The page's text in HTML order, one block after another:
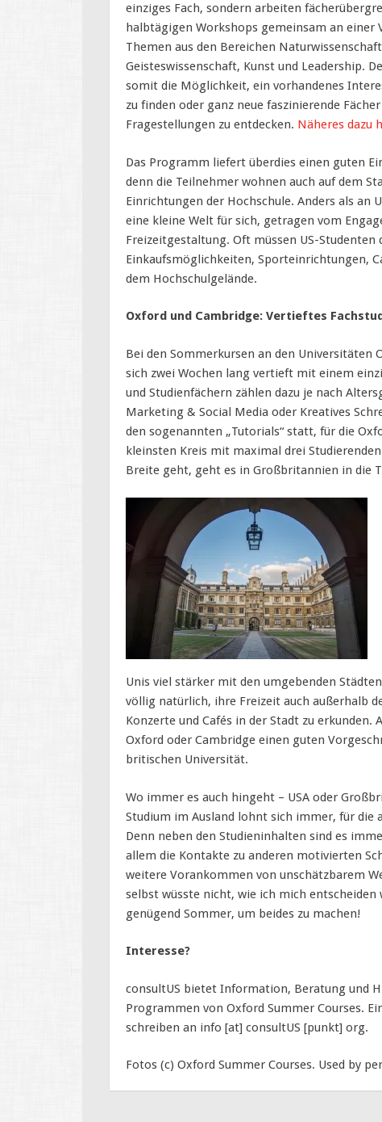
einziges Fach, sondern arbeiten
halbtägigen Workshops gemeinsam an einer
Themen aus den Bereichen
Geisteswissenschaft, Kunst und Leadership.
somit die Möglichkeit, ein vorhandenes
zu finden oder ganz neue faszinierende Fächer
Fragestellungen zu entdecken. Näheres dazu
Das Programm liefert überdies einen guten
denn die Teilnehmer wohnen auch auf dem
Einrichtungen der Hochschule. Anders als an
eine kleine Welt für sich, getragen vom
Freizeitgestaltung. Oft müssen US-Studenten
Einkaufsmöglichkeiten, Sporteinrichtungen,
dem Hochschulgelände.
Oxford und Cambridge: Vertieftes
Bei den Sommerkursen an den Universitäten
sich zwei Wochen lang vertieft mit einem
und Studienfächern zählen dazu je nach
Marketing & Social Media oder Kreatives
den sogenannten „Tutorials“ statt, für die
kleinsten Kreis mit maximal drei
Breite geht, geht es in Großbritannien in die
Unis viel stärker mit den umgebenden
völlig natürlich, ihre Freizeit auch außerhalb
Konzerte und Cafés in der Stadt zu
Oxford oder Cambridge einen guten
britischen Universität.
Wo immer es auch hingeht – USA oder
Studium im Ausland lohnt sich immer, für die
Denn neben den Studieninhalten sind es
allem die Kontakte zu anderen motivierten
weitere Vorankommen von unschätzbarem
selbst wüsste nicht, wie ich mich entscheiden
genügend Sommer, um beides zu machen!
Interesse?
consultUS bietet Information, Beratung und
Programmen von Oxford Summer Courses.
schreiben an info [at] consultUS [punkt] org.
Fotos (c) Oxford Summer Courses. Used by